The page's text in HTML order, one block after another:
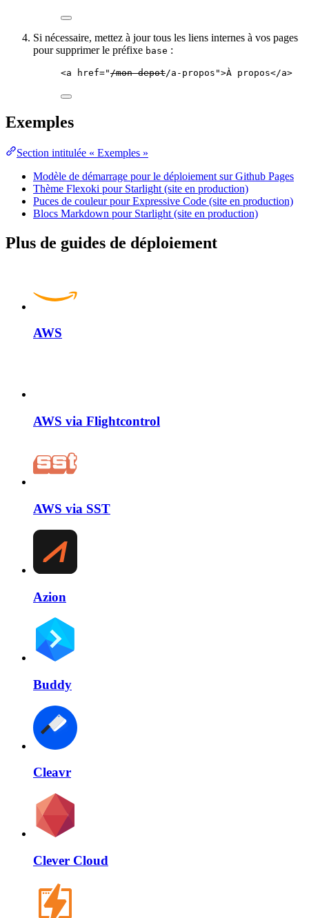
Si nécessaire, mettez à jour tous les liens internes à vos pages
pour supprimer le préfixe base :
<a href="/mon-depot/a-propos ">À propos</a>
Exemples
Section intitulée « Exemples »
Modèle de démarrage pour le déploiement sur Github Pages
Thème Flexoki pour Starlight (site en production)
Puces de couleur pour Expressive Code (site en production)
Blocs Markdown pour Starlight (site en production)
Plus de guides de déploiement
AWS
AWS via Flightcontrol
AWS via SST
Azion
Buddy
Cleavr
Clever Cloud